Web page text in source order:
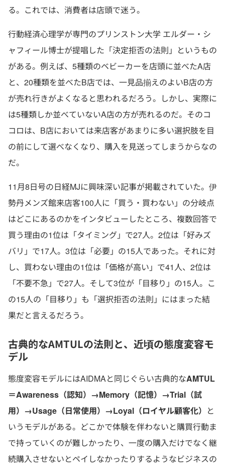
る。これでは、消費者は店頭で迷う。
行動経済心理学が専門のプリンストン大学 エルダー・シ
ャフィール博士が提唱した「決定拒否の法則」というもの
がある。例えば、5種類のベビーカーを店頭に並べたA店
と、20種類を並べたB店では、一見品揃えのよいB店の方
が売れ行きがよくなると思われるだろう。しかし、実際に
は5種類しか並べていないA店の方が売れるのだ。そのコ
コロは、B店においては来店客があまりに多い選択肢を目
の前にして選べなくなり、購入を見送ってしまうからなの
だ。
11月8日号の日経MJに興味深い記事が掲載されていた。伊
勢丹メンズ館来店客100人に「買う・買わない」の分岐点
はどこにあるのかをインタビューしたところ、複数回答で
買う理由の1位は「タイミング」で27人。2位は「好みズ
バリ」で17人。3位は「必要」の15人であった。それに対
し、買わない理由の1位は「価格が高い」で41人、2位は
「不要不急」で27人。そして3位が「目移り」の15人。こ
の15人の「目移り」も「選択拒否の法則」にはまった結
果だと言えるだろう。
古典的なAMTULの法則と、近頃の態度変容モ
デル
態度変容モデルにはAIDMAと同じぐらい古典的なAMTUL
＝Awareness（認知）→Memory（記憶）→Trial（試
用）→Usage（日常使用）→Loyal（ロイヤル顧客化） と
いうモデルがある。どこかで体験を伴わないと購買行動ま
で持っていくのが難しかったり、一度の購入だけでなく継
続購入させないとペイしなかったりするようなビジネスの